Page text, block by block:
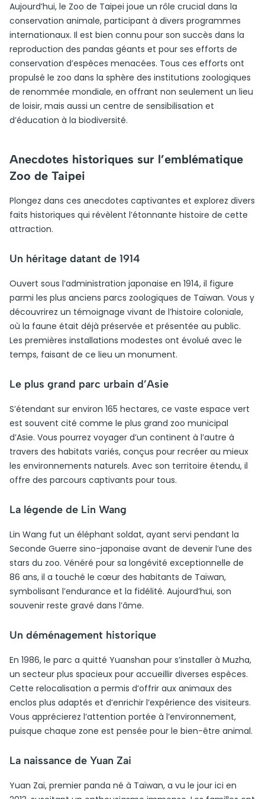
Aujourd’hui, le Zoo de Taipei joue un rôle crucial dans la
conservation animale, participant à divers programmes
internationaux. Il est bien connu pour son succès dans la
reproduction des pandas géants et pour ses efforts de
conservation d’espèces menacées. Tous ces efforts ont
propulsé le zoo dans la sphère des institutions zoologiques
de renommée mondiale, en offrant non seulement un lieu
de loisir, mais aussi un centre de sensibilisation et
d’éducation à la biodiversité.
Anecdotes historiques sur l’emblématique
Zoo de Taipei
Plongez dans ces anecdotes captivantes et explorez divers
faits historiques qui révèlent l’étonnante histoire de cette
attraction.
Un héritage datant de 1914
Ouvert sous l’administration japonaise en 1914, il figure
parmi les plus anciens parcs zoologiques de Taïwan. Vous y
découvrirez un témoignage vivant de l’histoire coloniale,
où la faune était déjà préservée et présentée au public.
Les premières installations modestes ont évolué avec le
temps, faisant de ce lieu un monument.
Le plus grand parc urbain d’Asie
S’étendant sur environ 165 hectares, ce vaste espace vert
est souvent cité comme le plus grand zoo municipal
d’Asie. Vous pourrez voyager d’un continent à l’autre à
travers des habitats variés, conçus pour recréer au mieux
les environnements naturels. Avec son territoire étendu, il
offre des parcours captivants pour tous.
La légende de Lin Wang
Lin Wang fut un éléphant soldat, ayant servi pendant la
Seconde Guerre sino-japonaise avant de devenir l’une des
stars du zoo. Vénéré pour sa longévité exceptionnelle de
86 ans, il a touché le cœur des habitants de Taïwan,
symbolisant l’endurance et la fidélité. Aujourd’hui, son
souvenir reste gravé dans l’âme.
Un déménagement historique
En 1986, le parc a quitté Yuanshan pour s’installer à Muzha,
un secteur plus spacieux pour accueillir diverses espèces.
Cette relocalisation a permis d’offrir aux animaux des
enclos plus adaptés et d’enrichir l’expérience des visiteurs.
Vous apprécierez l’attention portée à l’environnement,
puisque chaque zone est pensée pour le bien-être animal.
La naissance de Yuan Zai
Yuan Zai, premier panda né à Taïwan, a vu le jour ici en